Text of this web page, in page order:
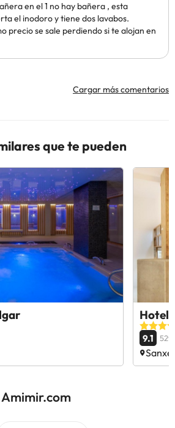
en el 1 no hay bañera , esta
el inodoro y tiene dos lavabos.
precio se sale perdiendo si te alojan en
Cargar más comentarios
que te pueden
Hotel
9.1 529